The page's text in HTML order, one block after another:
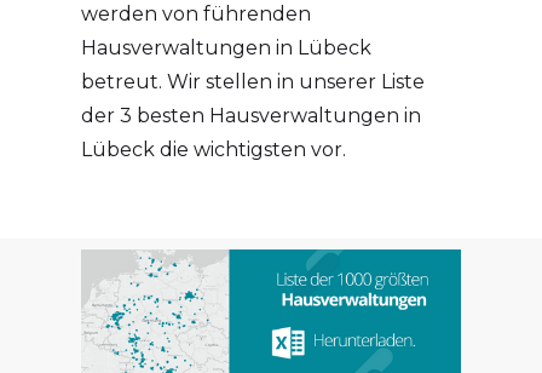
werden von führenden
Hausverwaltungen in Lübeck
betreut. Wir stellen in unserer Liste
der 3 besten Hausverwaltungen in
Lübeck die wichtigsten vor.